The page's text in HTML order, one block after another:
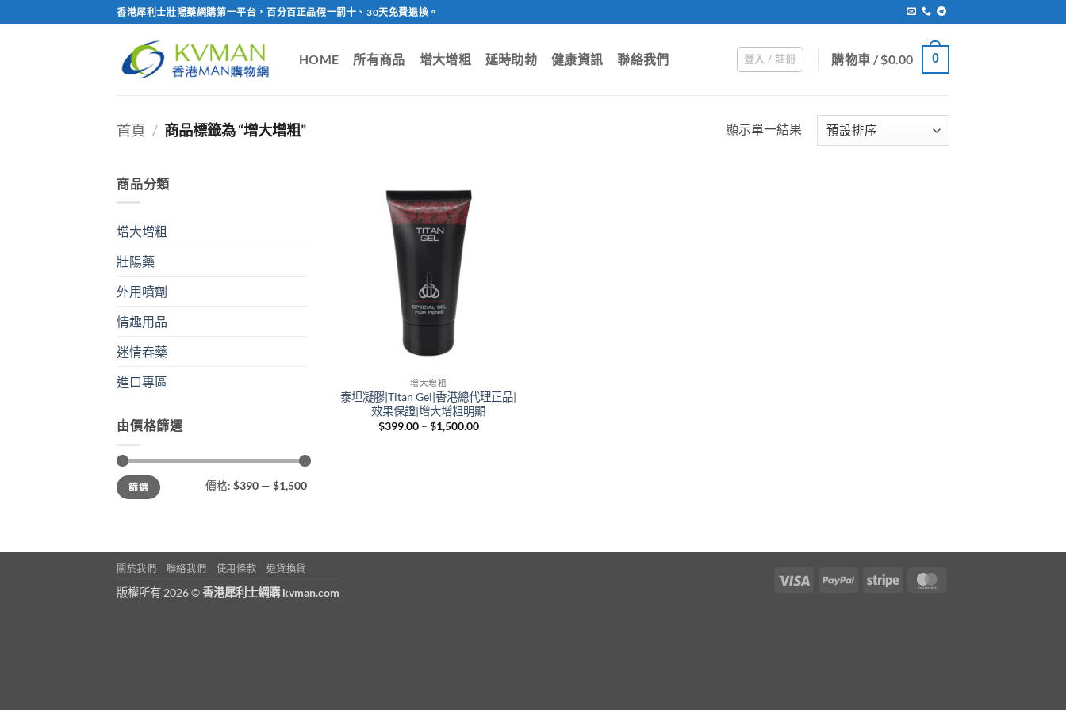
to
香港犀利士壯陽藥網購第一平台，百分百正品假一罰十、30天免費退換。
HOME 所有商品 增大增粗 延時助勃 健康資訊 聯絡我們 登入 / 註冊 購物車 /$0.00 0
首頁 / 商品標籤為 “增大增粗” 顯示單一結果
商品分類
增大增粗
壯陽藥
外用噴劑
情趣用品
迷情春藥
進口專區
由價格篩選
最
低
價
最
高
價
篩選 價格: $390 — $1,500
增大增粗
泰坦凝膠|Titan Gel|香港總代理正品|
效果保證|增大增粗明顯
$399.00 – $1,500.00Price
Visa PayPal Stripe
關於我們 聯絡我們 使用條款 退貨換貨
版權所有 2026 ©香港犀利士網購 kvman.com